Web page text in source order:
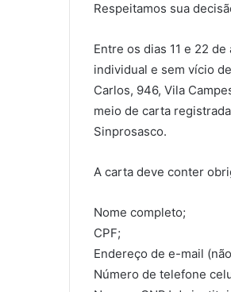
Respeitamos sua
Entre os dias 11 e 22
individual e sem vício
Carlos, 946, Vila
meio de carta
Sinprosasco.
A carta deve conter
Nome completo;
CPF;
Endereço de e-mail
Número de telefone